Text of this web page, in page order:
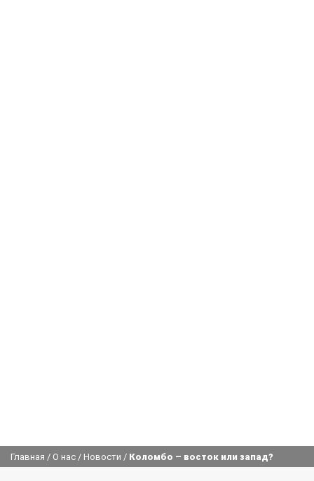
Главная / О нас / Новости / Коломбо – восток или запад?